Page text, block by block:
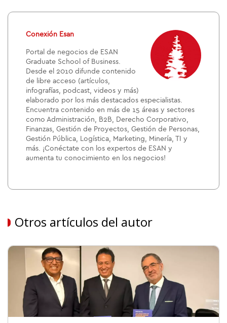
Conexión Esan
Portal de negocios de ESAN
Graduate School of Business.
Desde el 2010 difunde contenido
de libre acceso (artículos,
infografías, podcast, videos y más)
elaborado por los más destacados especialistas.
Encuentra contenido en más de 15 áreas y sectores
como Administración, B2B, Derecho Corporativo,
Finanzas, Gestión de Proyectos, Gestión de Personas,
Gestión Pública, Logística, Marketing, Minería, TI y
más. ¡Conéctate con los expertos de ESAN y
aumenta tu conocimiento en los negocios!
Otros artículos del autor